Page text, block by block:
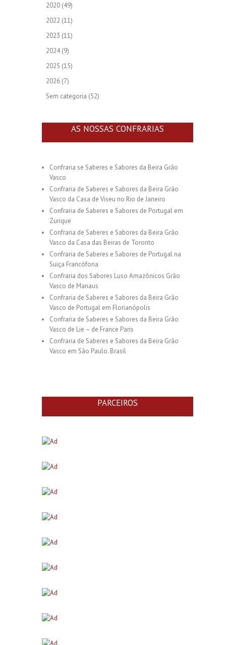
2020 (49)
2022 (11)
2023 (11)
2024(9)
2025 (15)
2026 (7)
Sem categoria (52)
AS NOSSAS CONFRARIAS
Confraria se Saberes e Sabores da Beira Grão
Vasco
Confraria de Saberes e Sabores da Beira Grão
Vasco da Casa de Viseu no Rio de Janeiro
Confraria de Saberes e Sabores de Portugal em
Zurique
Confraria de Saberes e Sabores da Beira Grão
Vasco da Casa das Beiras de Toronto
Confraria de Saberes e Sabores de Portugal na
Suiça Francófona
Confraria dos Sabores Luso Amazônicos Grão
Vasco de Manaus
Confraria de Saberes e Sabores da Beira Grão
Vasco de Portugal em Florianópolis
Confraria de Saberes e Sabores da Beira Grão
Vasco de Lie – de France Paris
Confraria de Saberes e Sabores da Beira Grão
Vasco em São Paulo. Brasil
PARCEIROS